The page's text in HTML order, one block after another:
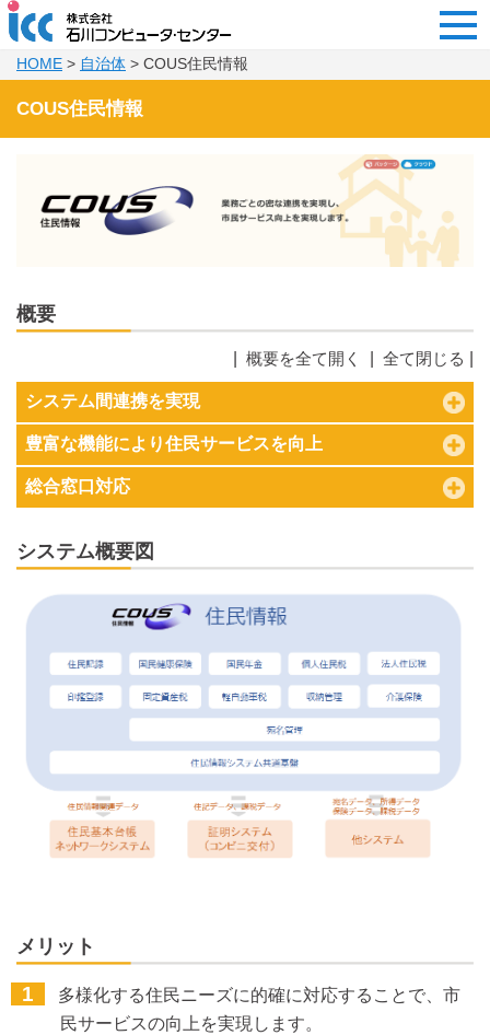
HOME > 自治体 > COUS住民情報
COUS住民情報
概要
概要を全て開く 全て閉じる
システム間連携を実現
豊富な機能により住民サービスを向上
総合窓口対応
システム概要図
メリット
多様化する住民ニーズに的確に対応することで、市
民サービスの向上を実現します。